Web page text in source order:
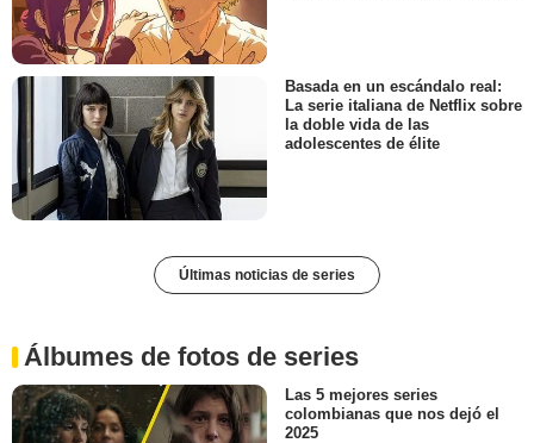
Basada en un escándalo real:
La serie italiana de Netflix sobre
la doble vida de las
adolescentes de élite
Últimas noticias de series
Álbumes de fotos de series
Las 5 mejores series
colombianas que nos dejó el
2025